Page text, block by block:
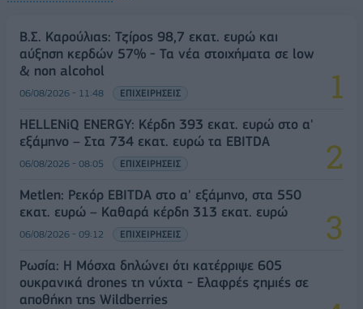
Β.Σ. Καρούλιας: Τζίρος 98,7 εκατ. ευρώ και
αύξηση κερδών 57% - Τα νέα στοιχήματα σε low
& non alcohol
06/08/2026 - 11:48 ΕΠΙΧΕΙΡΗΣΕΙΣ
HELLENiQ ENERGY: Κέρδη 393 εκατ. ευρώ στο α'
εξάμηνο – Στα 734 εκατ. ευρώ τα EBITDA
06/08/2026 - 08:05 ΕΠΙΧΕΙΡΗΣΕΙΣ
Metlen: Ρεκόρ EBITDA στο α' εξάμηνο, στα 550
εκατ. ευρώ – Καθαρά κέρδη 313 εκατ. ευρώ
06/08/2026 - 09:12 ΕΠΙΧΕΙΡΗΣΕΙΣ
Ρωσία: Η Μόσχα δηλώνει ότι κατέρριψε 605
ουκρανικά drones τη νύχτα - Ελαφρές ζημιές σε
αποθήκη της Wildberries